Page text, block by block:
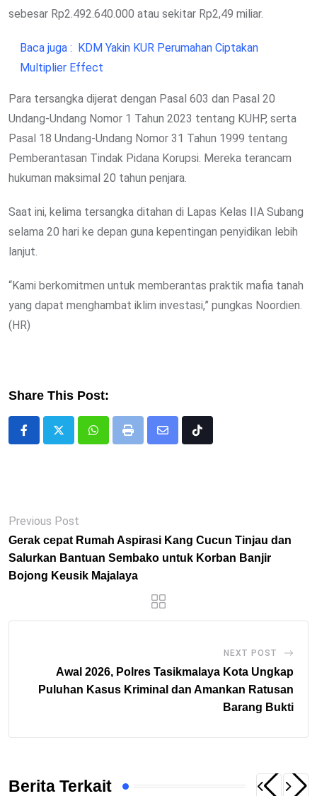
sebesar Rp2.492.640.000 atau sekitar Rp2,49 miliar.
Baca juga :
KDM Yakin KUR Perumahan Ciptakan
Multiplier Effect
Para tersangka dijerat dengan Pasal 603 dan Pasal 20
Undang-Undang Nomor 1 Tahun 2023 tentang KUHP, serta
Pasal 18 Undang-Undang Nomor 31 Tahun 1999 tentang
Pemberantasan Tindak Pidana Korupsi. Mereka terancam
hukuman maksimal 20 tahun penjara.
Saat ini, kelima tersangka ditahan di Lapas Kelas IIA Subang
selama 20 hari ke depan guna kepentingan penyidikan lebih
lanjut.
“Kami berkomitmen untuk memberantas praktik mafia tanah
yang dapat menghambat iklim investasi,” pungkas Noordien.
(HR)
Share This Post:
WhatsappPrint
Share
Tiktok
Previous Post
Gerak cepat Rumah Aspirasi Kang Cucun Tinjau dan
Salurkan Bantuan Sembako untuk Korban Banjir
Bojong Keusik Majalaya
NEXT POST
Awal 2026, Polres Tasikmalaya Kota Ungkap
Puluhan Kasus Kriminal dan Amankan Ratusan
Barang Bukti
Berita Terkait